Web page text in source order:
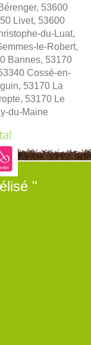
53600
Livet, 53600
du-Luat,
le-Robert,
Bannes, 53170
Cossé-en-
53170 La
53170 Le
du-Maine
"